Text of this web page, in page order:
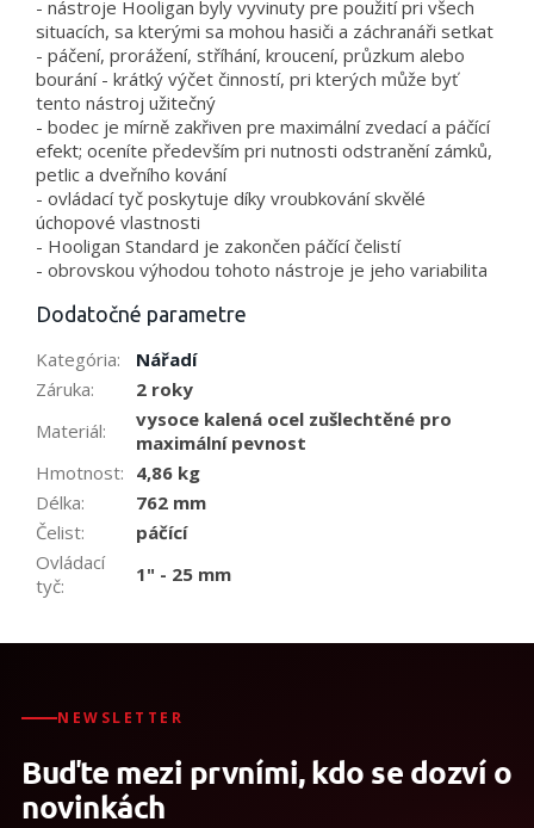
- nástroje Hooligan byly vyvinuty pre použití pri všech
situacích, sa kterými sa mohou hasiči a záchranáři setkat
- páčení, prorážení, stříhání, kroucení, průzkum alebo
bourání - krátký výčet činností, pri kterých může byť
tento nástroj užitečný
- bodec je mírně zakřiven pre maximální zvedací a páčící
efekt; oceníte především pri nutnosti odstranění zámků,
petlic a dveřního kování
- ovládací tyč poskytuje díky vroubkování skvělé
úchopové vlastnosti
- Hooligan Standard je zakončen páčící čelistí
- obrovskou výhodou tohoto nástroje je jeho variabilita
Dodatočné parametre
Kategória:
Nářadí
Záruka:
2 roky
Materiál:
vysoce kalená ocel zušlechtěné pro
maximální pevnost
Hmotnost: 4,86 kg
Délka:
762 mm
Čelist:
páčící
Ovládací
tyč: 1" - 25 mm
NEWSLETTER
Buďte mezi prvními, kdo se dozví o
novinkách